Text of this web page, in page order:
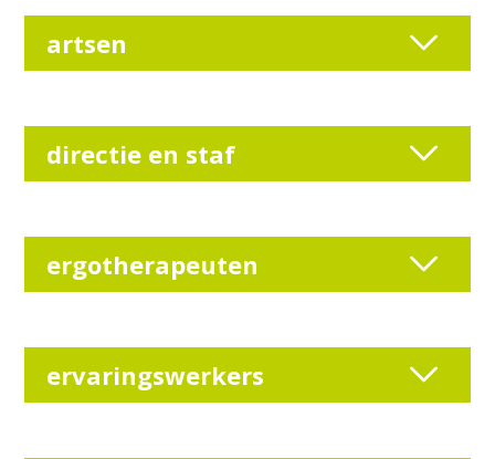
artsen
directie en staf
ergotherapeuten
ervaringswerkers